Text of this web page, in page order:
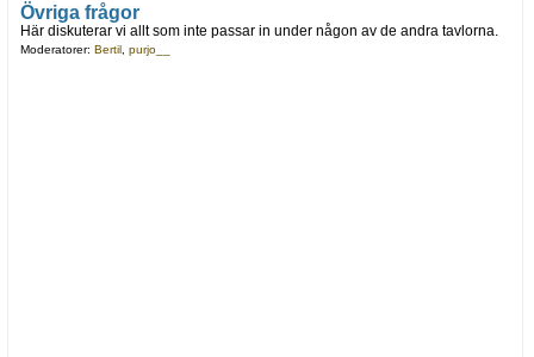
Övriga frågor
Här diskuterar vi allt som inte passar in under någon av de andra tavlorna.
Moderatorer: Bertil, purjo__